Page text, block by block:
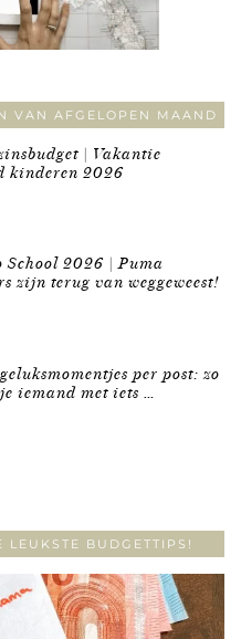
VAN AFGELOPEN MAAND
| Vakantie
kinderen 2026
School 2026 | Puma
zijn terug van weggeweest!
per post: zo
iemand met iets …
LEUKSTE BUDGETTIPS!